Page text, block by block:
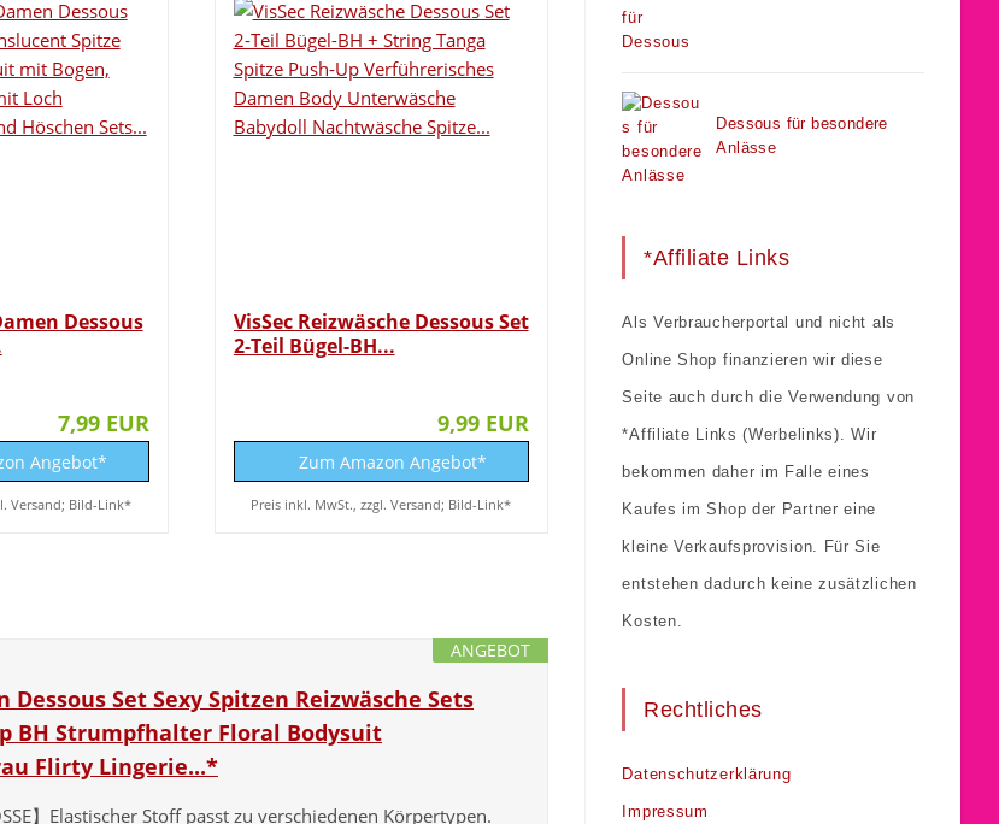
Dessous
7,99 EUR
Angebot*
Versand; Bild-Link*
VisSec Reizwäsche Dessous Set
2-Teil Bügel-BH...
9,99 EUR
Zum Amazon Angebot*
Preis inkl. MwSt., zzgl. Versand; Bild-Link*
ANGEBOT
Dessous Set Sexy Spitzen Reizwäsche Sets
BH Strumpfhalter Floral Bodysuit
Flirty Lingerie...*
】Elastischer Stoff passt zu verschiedenen Körpertypen.
Dessous für besondere
Anlässe
*Affiliate Links
Als Verbraucherportal und nicht als
Online Shop finanzieren wir diese
Seite auch durch die Verwendung von
*Affiliate Links (Werbelinks). Wir
bekommen daher im Falle eines
Kaufes im Shop der Partner eine
kleine Verkaufsprovision. Für Sie
entstehen dadurch keine zusätzlichen
Kosten.
Rechtliches
Datenschutzerklärung
Impressum